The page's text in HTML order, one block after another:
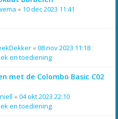
« 10 dec 2023 11:41
« 08 nov 2023 11:18
en toediening
met de Colombo Basic C02
« 04 okt 2023 22:10
en toediening